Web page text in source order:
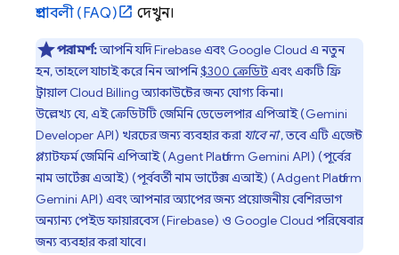
প্রশ্নাবলী (FAQ)
দেখুন।
পরামর্শ:আপনি যদি Firebase এবং Google Cloud এ নতুন
হন, তাহলে যাচাই করে নিন আপনি$300 ক্রেডিটএবং একটি ফ্রি
ট্রায়ালCloud Billingঅ্যাকাউন্টের জন্য যোগ্য কিনা।
উল্লেখ্য যে, এই ক্রেডিটটিজেমিনি ডেভেলপার এপিআই (Gemini
Developer API) খরচের জন্য ব্যবহার করাযাবে না, তবে এটিএজেন্ট
প্ল্যাটফর্মজেমিনি এপিআই (Agent Platform Gemini API) (পূর্বের
নাম ভার্টেক্স এআই) (পূর্ববর্তী নাম ভার্টেক্স এআই) (Adgent Platform
Gemini API) এবং আপনার অ্যাপের জন্য প্রয়োজনীয় বেশিরভাগ
অন্যান্য পেইড ফায়ারবেস (Firebase) ও Google Cloud পরিষেবার
জন্য ব্যবহার করা যাবে।